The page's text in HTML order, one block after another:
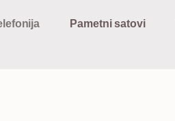
Pametni satovi